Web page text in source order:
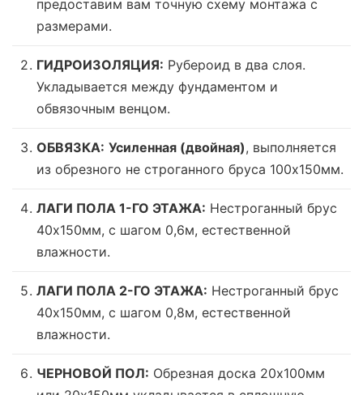
предоставим вам точную схему монтажа с
размерами.
ГИДРОИЗОЛЯЦИЯ: Рубероид в два слоя.
Укладывается между фундаментом и
обвязочным венцом.
ОБВЯЗКА: Усиленная (двойная), выполняется
из обрезного не строганного бруса 100х150мм.
ЛАГИ ПОЛА 1-ГО ЭТАЖА: Нестроганный брус
40х150мм, с шагом 0,6м, естественной
влажности.
ЛАГИ ПОЛА 2-ГО ЭТАЖА: Нестроганный брус
40х150мм, с шагом 0,8м, естественной
влажности.
ЧЕРНОВОЙ ПОЛ: Обрезная доска 20х100мм